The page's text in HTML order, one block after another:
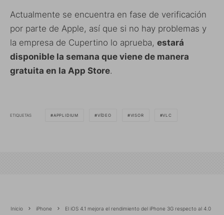
Actualmente se encuentra en fase de verificación
por parte de Apple, así que si no hay problemas y
la empresa de Cupertino lo aprueba, estará
disponible la semana que viene de manera
gratuita en la App Store.
ETIQUETAS APPLIDIUM VÍDEO VISOR VLC
Inicio iPhone El iOS 4.1 mejora el rendimiento del iPhone 3G respecto al 4.0